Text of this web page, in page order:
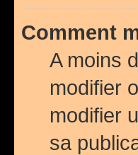
Comment
A moins
modifier
modifier
sa